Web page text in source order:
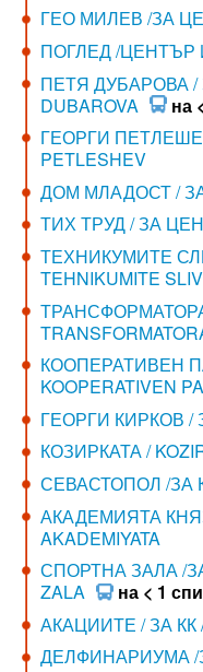
ГЕО МИЛЕВ /ЗА
ПОГЛЕД /ЦЕНТЪР
ПЕТЯ ДУБАРОВА /
DUBAROVA
на
ГЕОРГИ
PETLESHEV
ДОМ МЛАДОСТ / ЗА
ТИХ ТРУД / ЗА
ТЕХНИКУМИТЕ
TEHNIKUMITE
КООПЕРАТИВЕН
KOOPERATIVEN
ГЕОРГИ КИРКОВ /
КОЗИРКАТА /
СЕВАСТОПОЛ /ЗА
АКАДЕМИЯТА
AKADEMIYATA
СПОРТНА ЗАЛА /
ZALA
на < 1
АКАЦИИТЕ / ЗА КК /
ДЕЛФИНАРИУМА /